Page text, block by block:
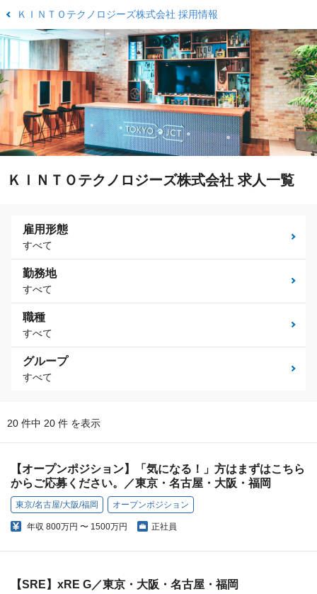
ＫＩＮＴＯテクノロジーズ株式会社 採用情報
ＫＩＮＴＯテクノロジーズ株式会社 求人一覧
雇用形態
すべて
勤務地
すべて
職種
すべて
グループ
すべて
20 件中 20 件 を表示
【オープンポジション】「気になる！」方はまずはこちら
からご応募ください。／東京・名古屋・大阪・福岡
東京/名古屋/大阪/福岡 オープンポジション
年収 800万円 〜 1500万円 正社員
【SRE】xRE G／東京・大阪・名古屋・福岡